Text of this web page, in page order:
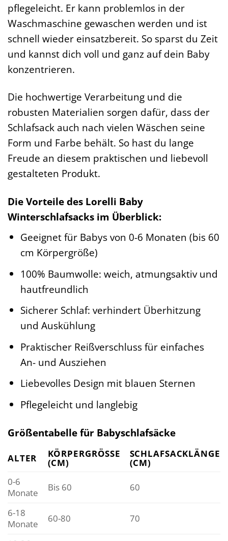
pflegeleicht. Er kann problemlos in der
Waschmaschine gewaschen werden und ist
schnell wieder einsatzbereit. So sparst du Zeit
und kannst dich voll und ganz auf dein Baby
konzentrieren.
Die hochwertige Verarbeitung und die
robusten Materialien sorgen dafür, dass der
Schlafsack auch nach vielen Wäschen seine
Form und Farbe behält. So hast du lange
Freude an diesem praktischen und liebevoll
gestalteten Produkt.
Die Vorteile des Lorelli Baby
Winterschlafsacks im Überblick:
Geeignet für Babys von 0-6 Monaten (bis 60
cm Körpergröße)
100% Baumwolle: weich, atmungsaktiv und
hautfreundlich
Sicherer Schlaf: verhindert Überhitzung
und Auskühlung
Praktischer Reißverschluss für einfaches
An- und Ausziehen
Liebevolles Design mit blauen Sternen
Pflegeleicht und langlebig
Größentabelle für Babyschlafsäcke
ALTER KÖRPERGRÖSSE (
CM)
SCHLAFSACKLÄNGE
(CM)
0-6
Monate
Bis 60 60
6-18
Monate
60-80 70